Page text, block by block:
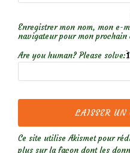
Enregistrer mon nom, mon e-
navigateur pour mon prochain
Are you human? Please solve:
Ce site utilise Akismet pour
plus sur la façon dont les